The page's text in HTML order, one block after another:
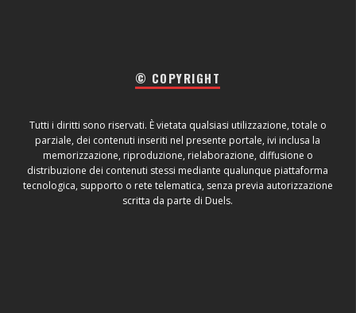
© COPYRIGHT
Tutti i diritti sono riservati. È vietata qualsiasi utilizzazione, totale o
parziale, dei contenuti inseriti nel presente portale, ivi inclusa la
memorizzazione, riproduzione, rielaborazione, diffusione o
distribuzione dei contenuti stessi mediante qualunque piattaforma
tecnologica, supporto o rete telematica, senza previa autorizzazione
scritta da parte di Duels.